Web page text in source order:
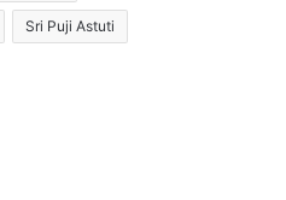
Sri Puji Astuti